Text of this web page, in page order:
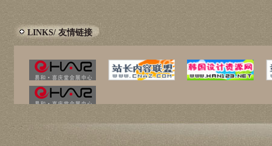
LINKS/ 友情链接